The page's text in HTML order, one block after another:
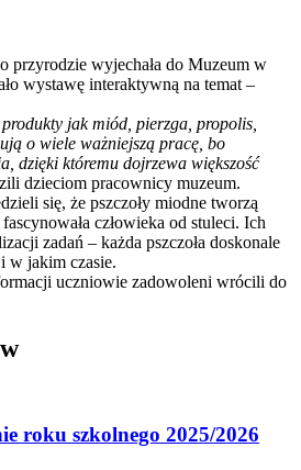
przyrodzie wyjechała do Muzeum w
wystawę interaktywną na temat –
jak miód, pierzga, propolis,
o wiele ważniejszą pracę, bo
dzięki któremu dojrzewa większość
dzieciom pracownicy muzeum.
się, że pszczoły miodne tworzą
człowieka od stuleci. Ich
zadań – każda pszczoła doskonale
w jakim czasie.
uczniowie zadowoleni wrócili do
roku szkolnego 2025/2026